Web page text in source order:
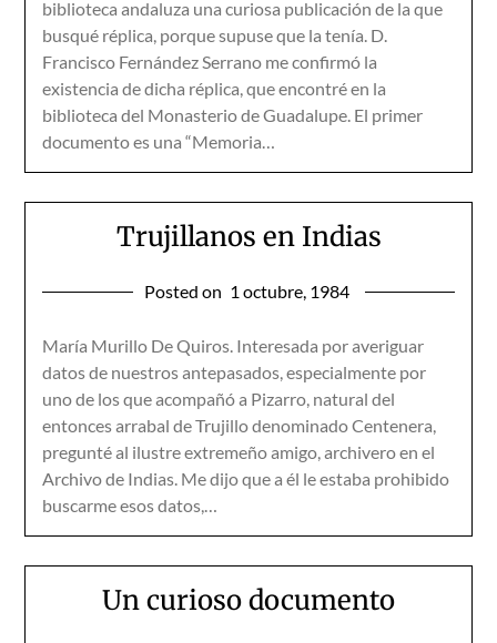
biblioteca andaluza una curiosa publicación de la que
busqué réplica, porque supuse que la tenía. D.
Francisco Fernández Serrano me confirmó la
existencia de dicha réplica, que encontré en la
biblioteca del Monasterio de Guadalupe. El primer
documento es una “Memoria…
Trujillanos en Indias
Posted on 1 octubre, 1984
María Murillo De Quiros. Interesada por averiguar
datos de nuestros antepasados, especialmente por
uno de los que acompañó a Pizarro, natural del
entonces arrabal de Trujillo denominado Centenera,
pregunté al ilustre extremeño amigo, archivero en el
Archivo de Indias. Me dijo que a él le estaba prohibido
buscarme esos datos,…
Un curioso documento